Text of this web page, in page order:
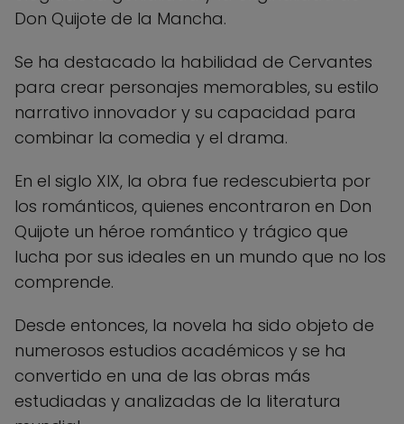
Don Quijote de la Mancha.
Se ha destacado la habilidad de Cervantes
para crear personajes memorables, su estilo
narrativo innovador y su capacidad para
combinar la comedia y el drama.
En el siglo XIX, la obra fue redescubierta por
los románticos, quienes encontraron en Don
Quijote un héroe romántico y trágico que
lucha por sus ideales en un mundo que no los
comprende.
Desde entonces, la novela ha sido objeto de
numerosos estudios académicos y se ha
convertido en una de las obras más
estudiadas y analizadas de la literatura